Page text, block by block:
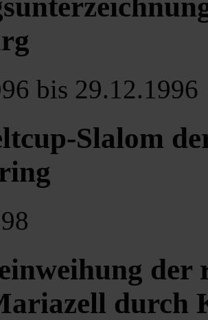
bis 29.12.1996
Slalom
der
durch